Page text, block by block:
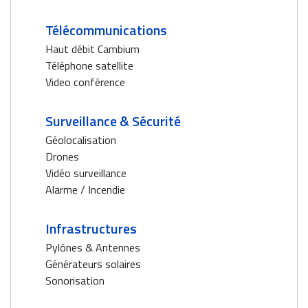
Télécommunications
Haut débit Cambium
Téléphone satellite
Video conférence
Surveillance & Sécurité
Géolocalisation
Drones
Vidéo surveillance
Alarme / Incendie
Infrastructures
Pylônes & Antennes
Générateurs solaires
Sonorisation